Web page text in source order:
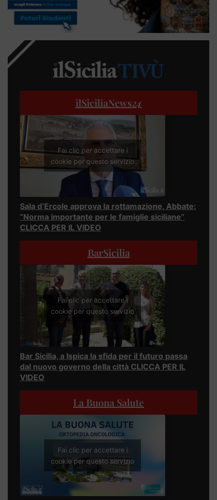
ilSiciliaNews24
Fai clic per accettare i
cookie per questo servizio
Sala d’Ercole approva la rottamazione, Abbate:
“Norma importante per le famiglie siciliane”
CLICCA PER IL VIDEO
BarSicilia
Fai clic per accettare i
cookie per questo servizio
Bar Sicilia, a Ispica la sfida per il futuro passa
dal nuovo governo della città CLICCA PER IL
VIDEO
La Buona Salute
Fai clic per accettare i
cookie per questo servizio